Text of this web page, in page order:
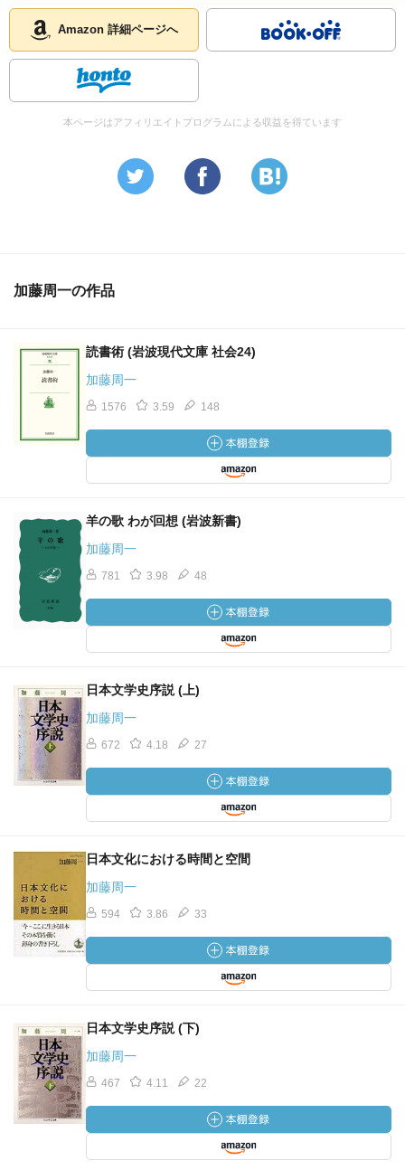
Amazon 詳細ページへ
本ページはアフィリエイトプログラムによる収益を得ています
加藤周一の作品
読書術 (岩波現代文庫 社会24)
加藤周一
1576 3.59 148
羊の歌 わが回想 (岩波新書)
加藤周一
781 3.98 48
日本文学史序説 (上)
加藤周一
672 4.18 27
日本文化における時間と空間
加藤周一
594 3.86 33
日本文学史序説 (下)
加藤周一
467 4.11 22